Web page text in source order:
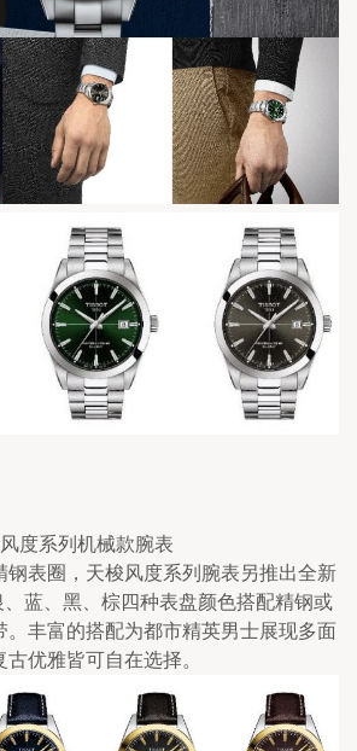
度系列机械款腕表
钢表圈，天梭风度系列腕表另推出全新
蓝、黑、棕四种表盘颜色搭配精钢或
。丰富的搭配为都市精英男士展现多面
优雅皆可自在选择。